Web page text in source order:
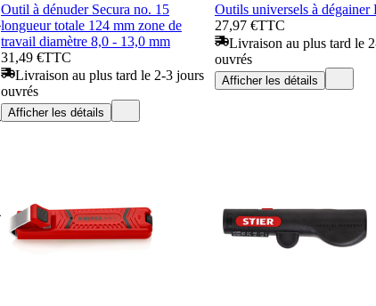
Outil à dénuder Secura no. 15
longueur totale 124 mm zone de
travail diamètre 8,0 - 13,0 mm
31,49 €TTC
Livraison au plus tard le 2-3 jours
ouvrés
Afficher les détails
Outils universels à dégainer
27,97 €TTC
Livraison au plus tard le
ouvrés
Afficher les détails